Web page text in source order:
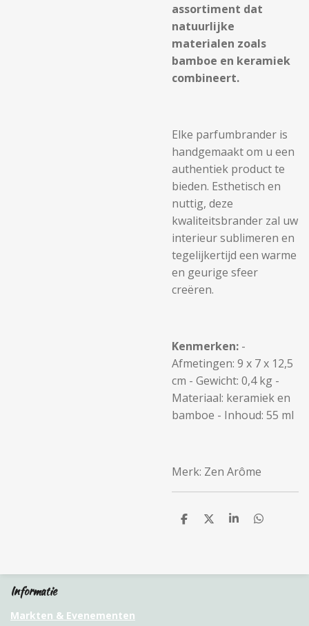
assortiment dat
natuurlijke
materialen zoals
bamboe en keramiek
combineert.
Elke parfumbrander is
handgemaakt om u een
authentiek product te
bieden. Esthetisch en
nuttig, deze
kwaliteitsbrander zal uw
interieur sublimeren en
tegelijkertijd een warme
en geurige sfeer
creëren.
Kenmerken: -
Afmetingen: 9 x 7 x 12,5
cm - Gewicht: 0,4 kg -
Materiaal: keramiek en
bamboe - Inhoud: 55 ml
Merk: Zen Arôme
D
D
S
D
Informatie
Markten & Evenementen